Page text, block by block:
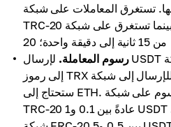
تستغرق المعاملات على شبكة
TRC-20 عادةً من 1 إلى 3 ثوانٍ، بينما تستغرق على شبكة ERC-
20 من 15 ثانية إلى دقيقة واحدة؛
رسوم المعاملة. لإرسال USDT إلى شبكة TRC-20، ستحتاج
إلى رموز TRX لدفع الرسوم، وللإرسال إلى شبكة ERC-20،
ستحتاج إلى ETH. في المتوسط، تتراوح الرسوم على شبكة
TRC-20 عادةً بين 0.1 و1 USDT لكل تحويل، بينما تتراوح على